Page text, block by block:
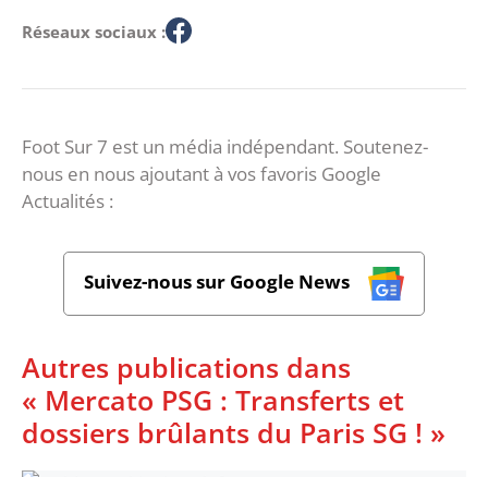
Réseaux sociaux :
Foot Sur 7 est un média indépendant. Soutenez-
nous en nous ajoutant à vos favoris Google
Actualités :
Suivez-nous sur Google News
Autres publications dans
« Mercato PSG : Transferts et
dossiers brûlants du Paris SG ! »